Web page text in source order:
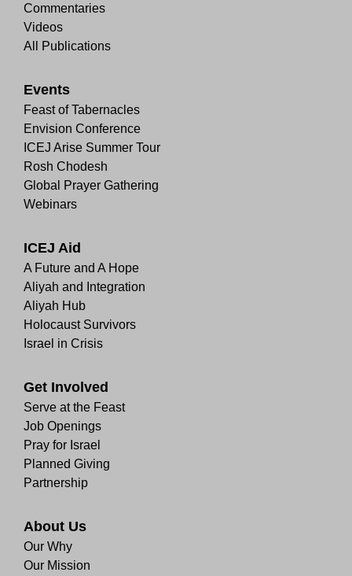
Commentaries
Videos
All Publications
Events
Feast of Tabernacles
Envision Conference
ICEJ Arise Summer Tour
Rosh Chodesh
Global Prayer Gathering
Webinars
ICEJ Aid
A Future and A Hope
Aliyah and Integration
Aliyah Hub
Holocaust Survivors
Israel in Crisis
Get Involved
Serve at the Feast
Job Openings
Pray for Israel
Planned Giving
Partnership
About Us
Our Why
Our Mission